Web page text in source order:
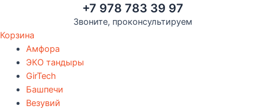
+7 978 783 39 97
Звоните, проконсультируем
Корзина
Амфора
ЭКО тандыры
GirTech
Башпечи
Везувий